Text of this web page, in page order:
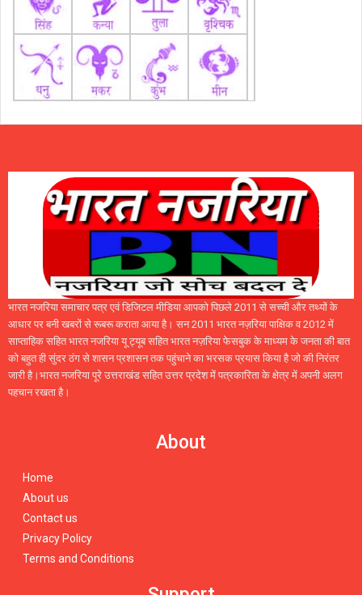
भारत नजरिया समाचार पत्र एवं डिजिटल मीडिया आपको पिछले 2011 से सच्ची और तथ्यों के
आधार पर बनी खबरों से रूबरू कराता आया है। सन 2011 भारत नज़रिया पाक्षिक व 2012 में
साप्ताहिक सहित भारत नजरिया यू ट्यूब सहित भारत नज़रिया फेसबुक के माध्यम के जनता की बात
को बहुत ही सुंदर ठंग से शासन प्रशासन तक पहुंचाने का भरसक प्रयास किया है जो की निरंतर
जारी है।भारत नजरिया पूरे उत्तराखंड सहित उत्तर प्रदेश में पत्रकारिता के क्षेत्र में अपनी अलग
पहचान रखता है।
About
Home
About us
Contact us
Privacy Policy
Terms and Conditions